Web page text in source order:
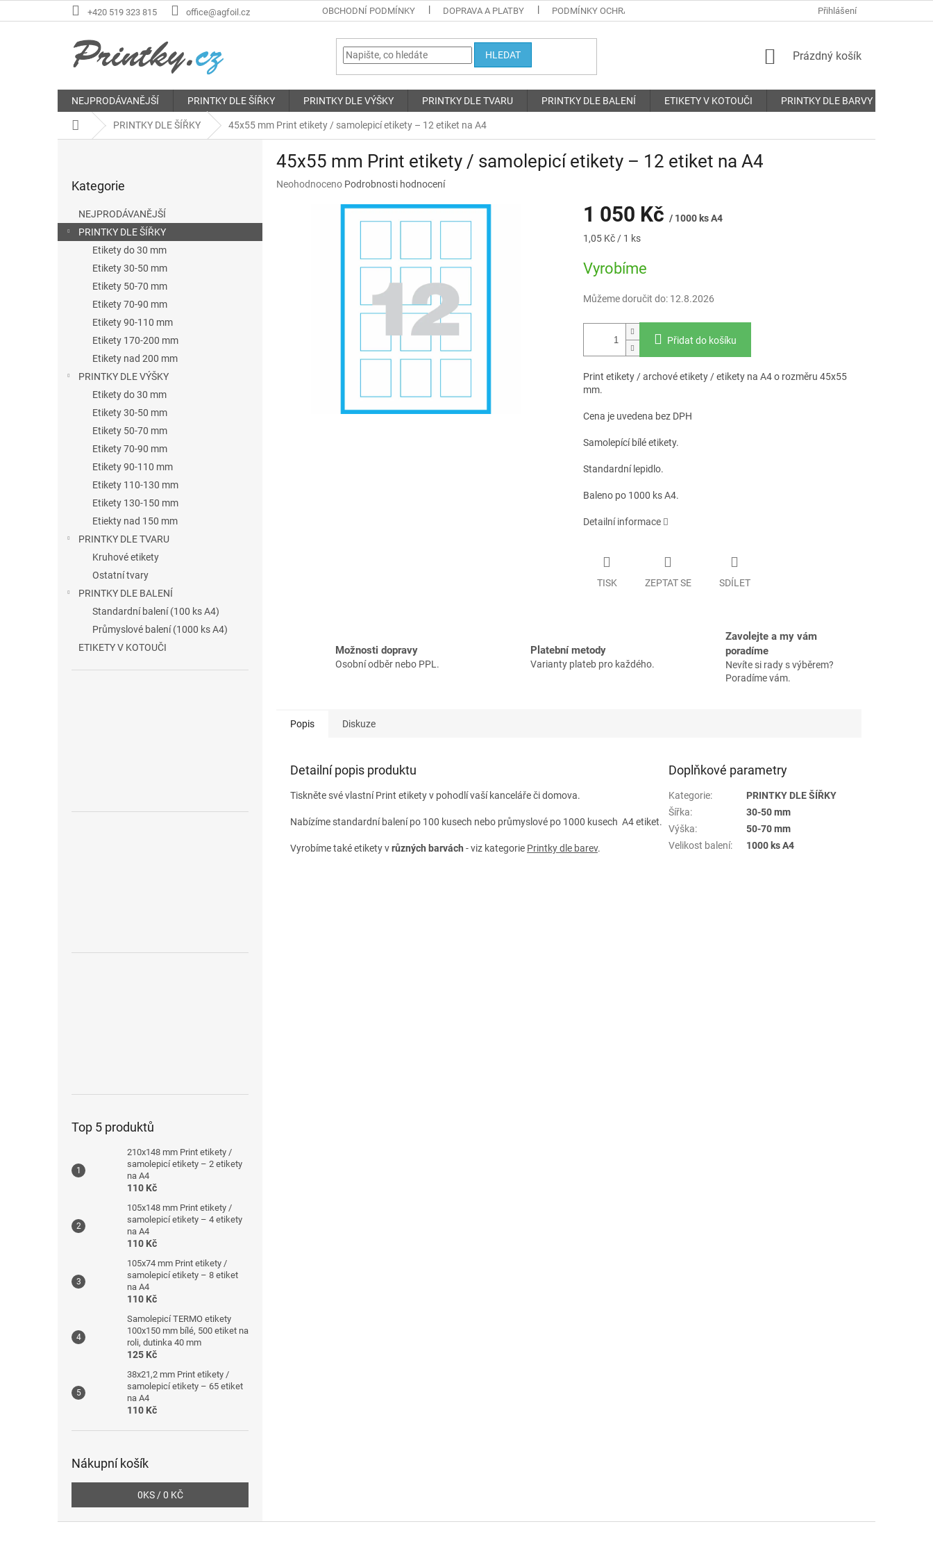
na
+420 519 323 815 office@agfoil.cz OBCHODNÍ PODMÍNKY DOPRAVA A PLATBY PODMÍNKY OCHRANY OSOBNÍCH ÚDAJŮ REKLAMAČNÍ ŘÁD KONTAKTY
Přihlášení
HLEDAT
NÁKUPNÍ
Prázdný košík
NEJPRODÁVANĚJŠÍ PRINTKY DLE ŠÍŘKY PRINTKY DLE VÝŠKY PRINTKY DLE TVARU PRINTKY DLE BALENÍ ETIKETY V KOTOUČI PRINTKY DLE BARVY
Domů PRINTKY DLE ŠÍŘKY 45x55 mm Print etikety / samolepicí etikety – 12 etiket na A4
a
n
kategorie
Kategorie
NEJPRODÁVANĚJŠÍ
PRINTKY DLE ŠÍŘKY
Etikety do 30 mm
Etikety 30-50 mm
Etikety 50-70 mm
Etikety 70-90 mm
Etikety 90-110 mm
Etikety 170-200 mm
Etikety nad 200 mm
PRINTKY DLE VÝŠKY
Etikety do 30 mm
Etikety 30-50 mm
Etikety 50-70 mm
Etikety 70-90 mm
Etikety 90-110 mm
Etikety 110-130 mm
Etikety 130-150 mm
Etiekty nad 150 mm
PRINTKY DLE TVARU
Kruhové etikety
Ostatní tvary
PRINTKY DLE BALENÍ
Standardní balení (100 ks A4)
Průmyslové balení (1000 ks A4)
ETIKETY V KOTOUČI
Top 5 produktů
210x148 mm Print etikety /
samolepicí etikety – 2 etikety
na A4
110 Kč
105x148 mm Print etikety /
samolepicí etikety – 4 etikety
na A4
110 Kč
105x74 mm Print etikety /
samolepicí etikety – 8 etiket
na A4
110 Kč
Samolepicí TERMO etikety
100x150 mm bílé, 500 etiket na
roli, dutinka 40 mm
125 Kč
38x21,2 mm Print etikety /
samolepicí etikety – 65 etiket
na A4
110 Kč
Nákupní košík
0KS /0 KČ
45x55 mm Print etikety / samolepicí etikety – 12 etiket na A4
Průměrné
Neohodnoceno Podrobnosti hodnocení
1 050 Kč / 1000 ks A4
Měrná
1,05 Kč / 1 ks
Vyrobíme
Můžeme doručit do: 12.8.2026
Přidat do košíku
Print etikety / archové etikety / etikety na A4 o rozměru 45x55
mm.
Cena je uvedena bez DPH
Samolepící bílé etikety.
Standardní lepidlo.
Baleno po 1000 ks A4.
Detailní informace
TISK ZEPTAT SE SDÍLET
Možnosti dopravy
Osobní odběr nebo PPL.
Platební metody
Varianty plateb pro každého.
Zavolejte a my vám
poradíme
Nevíte si rady s výběrem?
Poradíme vám.
Popis Diskuze
Detailní popis produktu
Tiskněte své vlastní Print etikety v pohodlí vaší kanceláře či domova.
Nabízíme standardní balení po 100 kusech nebo průmyslové po 1000 kusech A4 etiket.
Vyrobíme také etikety vrůzných barvách - viz kategorie Printky dle barev.
Doplňkové parametry
Kategorie:
PRINTKY DLE ŠÍŘKY
Šířka:
30-50 mm
Výška:
50-70 mm
Velikost balení: 1000 ks A4